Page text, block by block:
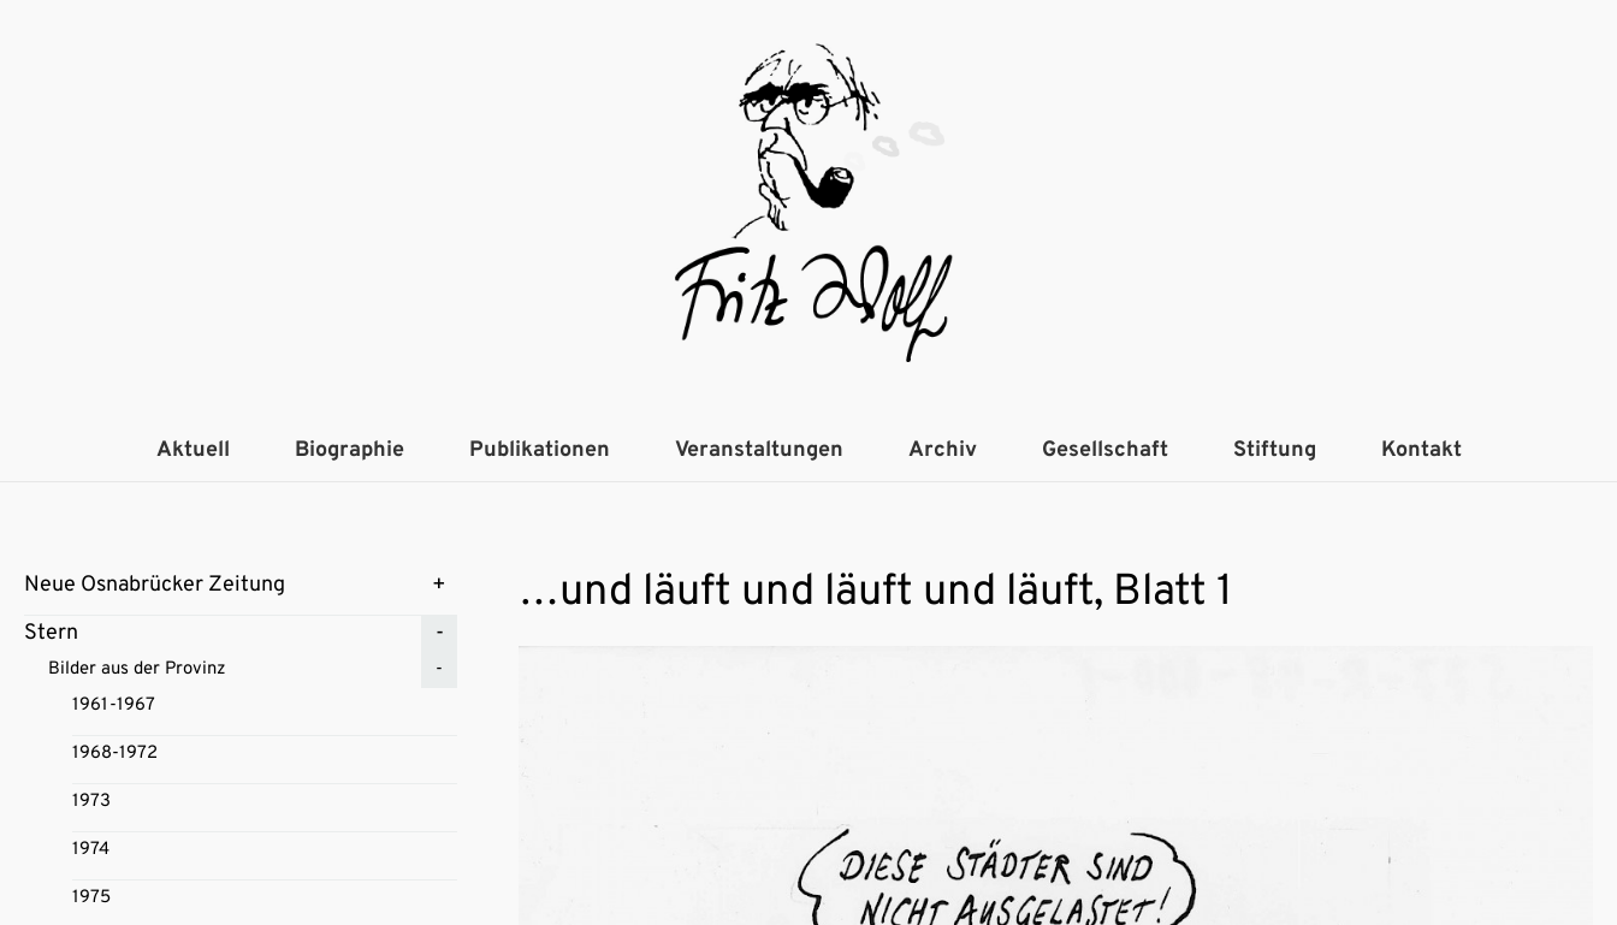
Aktuell Biographie Publikationen Veranstaltungen Archiv Gesellschaft Stiftung Kontakt
Neue Osnabrücker Zeitung
Stern
Bilder aus der Provinz
1961-1967
1968-1972
1973
1974
1975
…und läuft und läuft und läuft, Blatt 1